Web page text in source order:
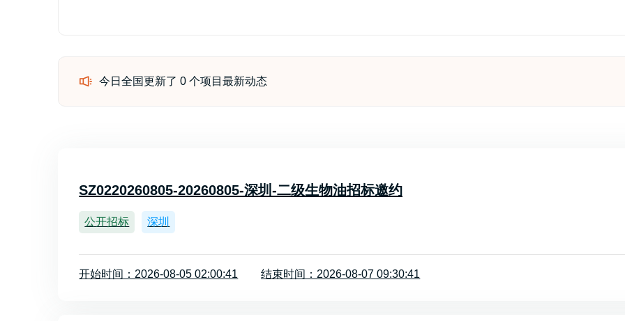
今日全国更新了 0 个项目最新动态
SZ0220260805-20260805-深圳-二级生物油招标邀约
公开招标 深圳
开始时间：2026-08-05 02:00:41 结束时间：2026-08-07 09:30:41